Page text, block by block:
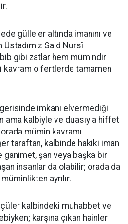
gülleler altında imanını ve
Üstadımız Said Nursî
gibi zatlar hem mümindir
kavram o fertlerde tamamen
imkanı elvermediği
ama kalbiyle ve duasıyla hiffet
mümin kavramı
taraftan, kalbinde hakiki iman
ganimet, şan veya başka bir
insanlar da olabilir; orada da
ayrılır.
kalbindeki muhabbet ve
karşına çıkan hainler